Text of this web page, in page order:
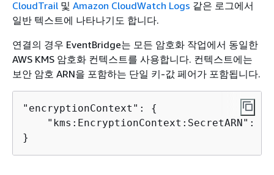
CloudTrail 및 Amazon CloudWatch Logs 같은 로그에서
일반 텍스트에 나타나기도 합니다.
연결의 경우 EventBridge는 모든 암호화 작업에서 동일한
AWS KMS 암호화 컨텍스트를 사용합니다. 컨텍스트에는
보안 암호 ARN을 포함하는 단일 키-값 페어가 포함됩니다.
"encryptionContext": {
    "kms:EncryptionContext:SecretARN": "
}